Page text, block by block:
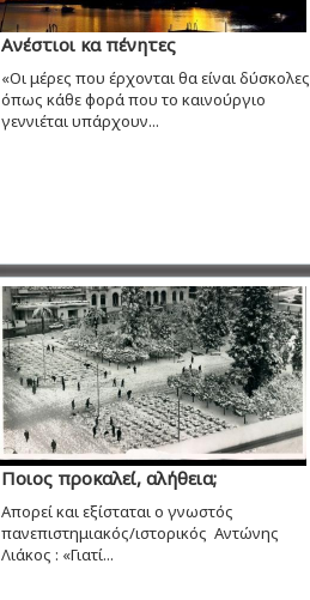
Ανέστιοι κα πένητες
«Οι μέρες που έρχονται θα είναι δύσκολες,
όπως κάθε φορά που το καινούργιο
γεννιέται υπάρχουν...
Ποιος προκαλεί, αλήθεια;
Απορεί και εξίσταται ο γνωστός
πανεπιστημιακός/ιστορικός Αντώνης
Λιάκος : «Γιατί...